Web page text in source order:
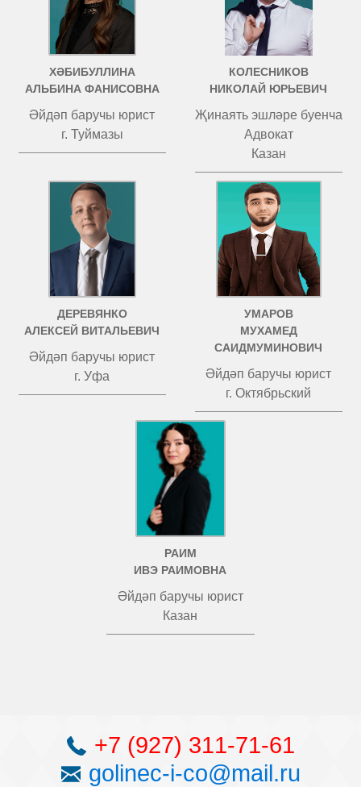
ХӘБИБУЛЛИНА
АЛЬБИНА ФАНИСОВНА
Әйдәп баручы юрист
г. Туймазы
КОЛЕСНИКОВ
НИКОЛАЙ ЮРЬЕВИЧ
Җинаять эшләре буенча
Адвокат
Казан
ДЕРЕВЯНКО
АЛЕКСЕЙ ВИТАЛЬЕВИЧ
Әйдәп баручы юрист
г. Уфа
УМАРОВ
МУХАМЕД
САИДМУМИНОВИЧ
Әйдәп баручы юрист
г. Октябрьский
РАИМ
ИВЭ РАИМОВНА
Әйдәп баручы юрист
Казан
+7 (927) 311-71-61
golinec-i-co@mail.ru